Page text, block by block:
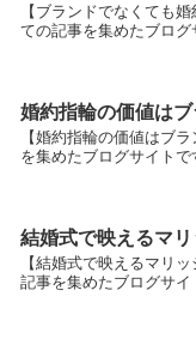
【ブランドでなくても
ての記事を集めたブログ
婚約指輪の価値は
【婚約指輪の価値はブ
を集めたブログサイトで
結婚式で映えるマ
【結婚式で映えるマリ
記事を集めたブログサイ